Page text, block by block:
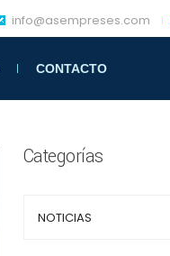
info@asempreses.com
CONTACTO
CANAL ÉTICO
Categorías
NOTICIAS